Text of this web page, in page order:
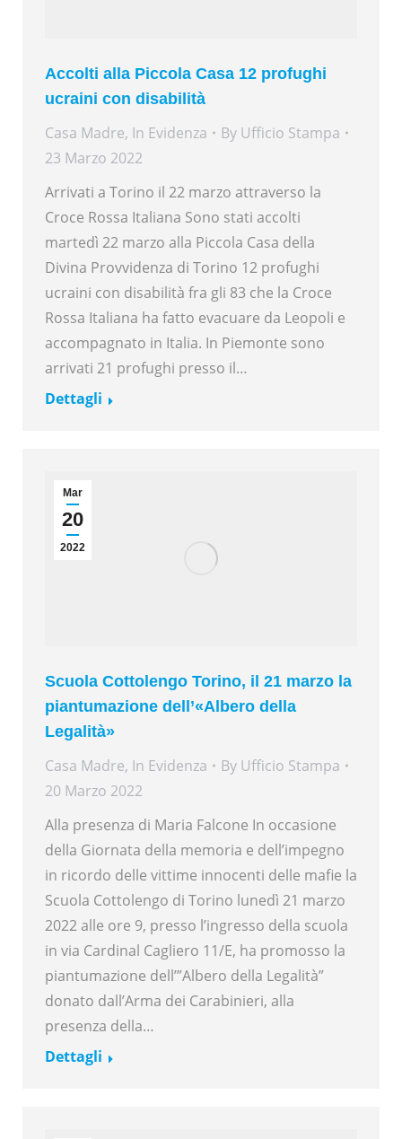
Accolti alla Piccola Casa 12 profughi
ucraini con disabilità
Casa Madre, In Evidenza By Ufficio Stampa
23 Marzo 2022
Arrivati a Torino il 22 marzo attraverso la
Croce Rossa Italiana Sono stati accolti
martedì 22 marzo alla Piccola Casa della
Divina Provvidenza di Torino 12 profughi
ucraini con disabilità fra gli 83 che la Croce
Rossa Italiana ha fatto evacuare da Leopoli e
accompagnato in Italia. In Piemonte sono
arrivati 21 profughi presso il…
Dettagli
Mar
20
2022
Scuola Cottolengo Torino, il 21 marzo la
piantumazione dell’«Albero della
Legalità»
Casa Madre, In Evidenza By Ufficio Stampa
20 Marzo 2022
Alla presenza di Maria Falcone In occasione
della Giornata della memoria e dell’impegno
in ricordo delle vittime innocenti delle mafie la
Scuola Cottolengo di Torino lunedì 21 marzo
2022 alle ore 9, presso l’ingresso della scuola
in via Cardinal Cagliero 11/E, ha promosso la
piantumazione dell’”Albero della Legalità”
donato dall’Arma dei Carabinieri, alla
presenza della…
Dettagli